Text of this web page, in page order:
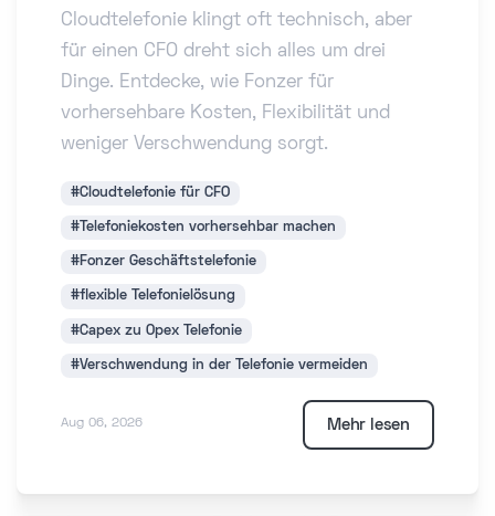
Cloudtelefonie klingt oft technisch, aber
für einen CFO dreht sich alles um drei
Dinge. Entdecke, wie Fonzer für
vorhersehbare Kosten, Flexibilität und
weniger Verschwendung sorgt.
#Cloudtelefonie für CFO
#Telefoniekosten vorhersehbar machen
#Fonzer Geschäftstelefonie
#flexible Telefonielösung
#Capex zu Opex Telefonie
#Verschwendung in der Telefonie vermeiden
Aug 06, 2026 Mehr lesen